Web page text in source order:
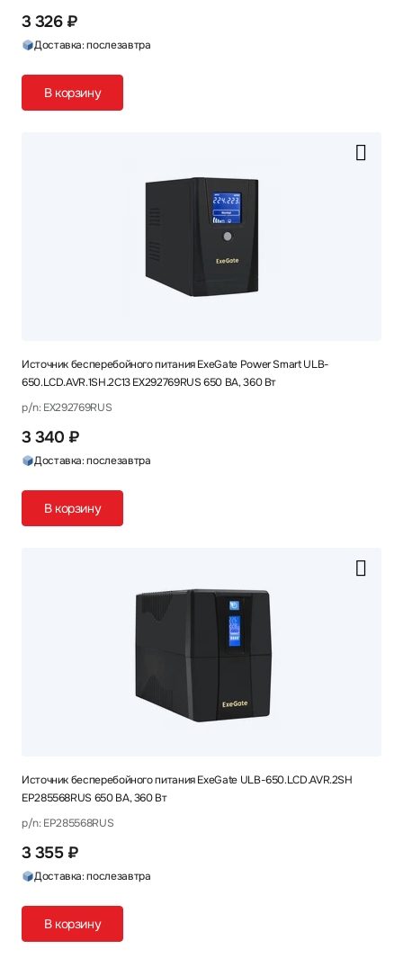
3 326 ₽
Доставка: послезавтра
В корзину
Источник бесперебойного питания ExeGate Power Smart ULB-
650.LCD.AVR.1SH.2C13 EX292769RUS 650 ВА, 360 Вт
p/n: EX292769RUS
3 340 ₽
Доставка: послезавтра
В корзину
Источник бесперебойного питания ExeGate ULB-650.LCD.AVR.2SH
EP285568RUS 650 ВА, 360 Вт
p/n: EP285568RUS
3 355 ₽
Доставка: послезавтра
В корзину